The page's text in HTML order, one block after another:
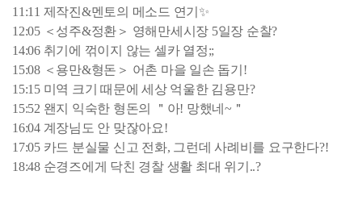
11:11 제작진&멘토의 메소드 연기✨
12:05 ＜성주&정환＞ 영해만세시장 5일장 순찰?
14:06 취기에 꺾이지 않는 셀카 열정;;
15:08 ＜용만&형돈＞ 어촌 마을 일손 돕기!
15:15 미역 크기 때문에 세상 억울한 김용만?
15:52 왠지 익숙한 형돈의 ＂아! 망했네~＂
16:04 계장님도 안 맞잖아요!
17:05 카드 분실물 신고 전화, 그런데 사례비를 요구한다?!
18:48 순경즈에게 닥친 경찰 생활 최대 위기..?